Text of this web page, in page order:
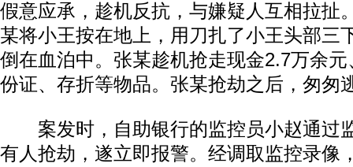
假意应承，趁机反抗，与嫌疑人互相拉扯
某将小王按在地上，用刀扎了小王头部三
倒在血泊中。张某趁机抢走现金2.7万余
份证、存折等物品。张某抢劫之后，匆匆
案发时，自助银行的监控员小赵通过
有人抢劫，遂立即报警。经调取监控录像